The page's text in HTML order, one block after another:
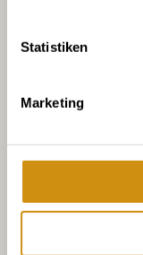
Statistiken
Marketing